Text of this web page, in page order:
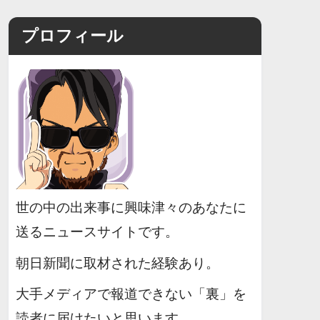
プロフィール
世の中の出来事に興味津々のあなたに
送るニュースサイトです。
朝日新聞に取材された経験あり。
大手メディアで報道できない「裏」を